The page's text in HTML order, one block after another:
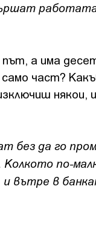
а има
само част?
някои,
без да го
по-
и вътре в